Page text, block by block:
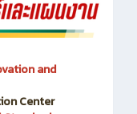
and